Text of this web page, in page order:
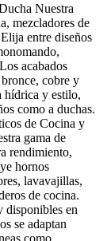
Nuestra
mezcladores de
entre diseños
acabados
cobre y
hídrica y estilo,
como a duchas.
de Cocina y
gama de
rendimiento,
hornos
lavavajillas,
de cocina.
disponibles en
se adaptan
como